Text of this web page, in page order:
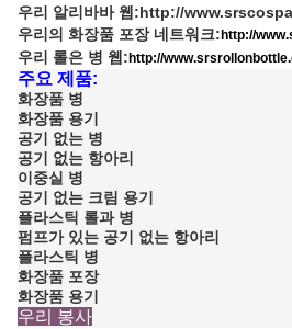
우리 알리바바 웹:http://
우리의 화장품 포장 네트워크: http://
우리 롤은 병 웹: http://
주요 제품:
화장품 병
화장품 용기
공기 없는 병
공기 없는 항아리
이중실 병
공기 없는 크림 용기
플라스틱 롤과 병
펌프가 있는 공기 없는 항아리
플라스틱 병
화장품 포장
화장품 용기
우리 봉사